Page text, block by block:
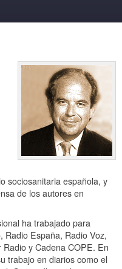
sociosanitaria española, y
de los autores en
ha trabajado para
Radio España, Radio Voz,
y Cadena COPE. En
trabajo en diarios como el